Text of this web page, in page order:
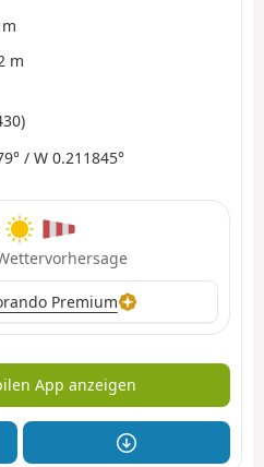
m
/ W 0.211845°
Premium
App anzeigen